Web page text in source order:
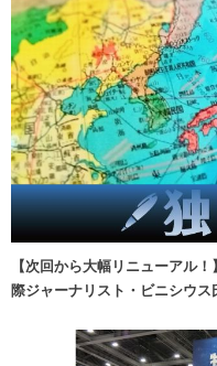
【次回から大幅リニューアル
際ジャーナリスト・ビニシウス